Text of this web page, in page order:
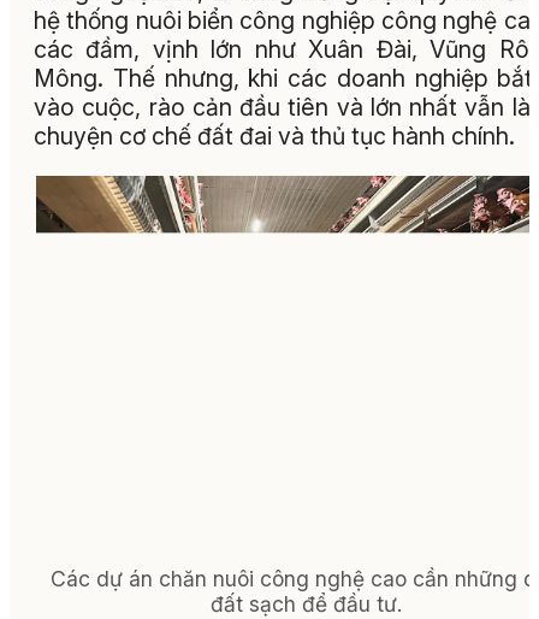
hệ thống nuôi biển công nghiệp công nghệ
các đầm, vịnh lớn như Xuân Đài, Vũng
Mông. Thế nhưng, khi các doanh nghiệp
vào cuộc, rào cản đầu tiên và lớn nhất vẫn là
chuyện cơ chế đất đai và thủ tục hành chính.
Các dự án chăn nuôi công nghệ cao cần những
đất sạch để đầu tư.